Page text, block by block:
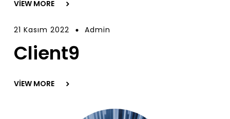
VIEW MORE
21 Kasım 2022 Admin
Client9
VIEW MORE